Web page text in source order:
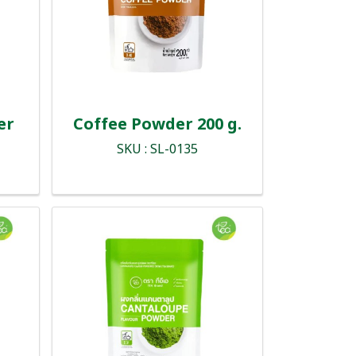
Coffee Powder 200 g.
SKU : SL-0135